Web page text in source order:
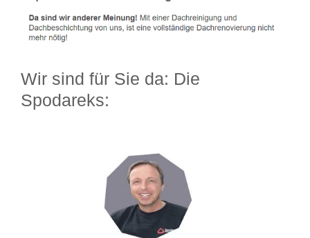
Wir sind für Sie da: Die
Spodareks: